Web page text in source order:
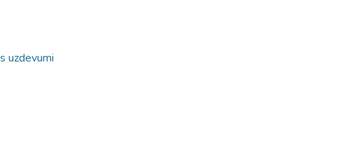
uzdevumi